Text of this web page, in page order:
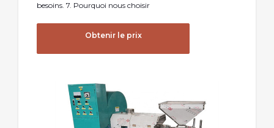
besoins. 7. Pourquoi nous choisir
Obtenir le prix